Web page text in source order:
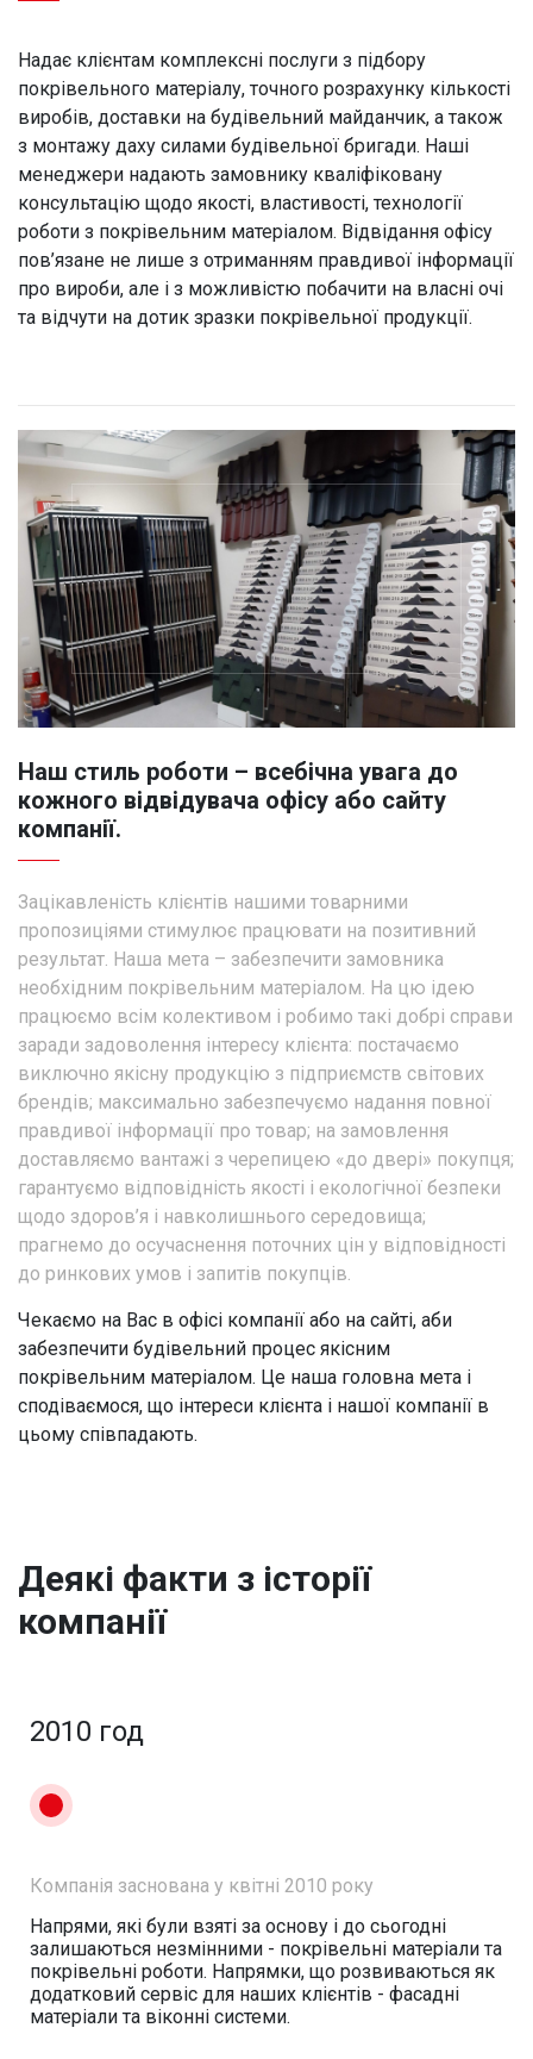
Надає клієнтам комплексні послуги з підбору
покрівельного матеріалу, точного розрахунку кількості
виробів, доставки на будівельний майданчик, а також
з монтажу даху силами будівельної бригади. Наші
менеджери надають замовнику кваліфіковану
консультацію щодо якості, властивості, технології
роботи з покрівельним матеріалом. Відвідання офісу
пов’язане не лише з отриманням правдивої інформації
про вироби, але і з можливістю побачити на власні очі
та відчути на дотик зразки покрівельної продукції.
Наш стиль роботи – всебічна увага до
кожного відвідувача офісу або сайту
компанії.
Зацікавленість клієнтів нашими товарними
пропозиціями стимулює працювати на позитивний
результат. Наша мета – забезпечити замовника
необхідним покрівельним матеріалом. На цю ідею
працюємо всім колективом і робимо такі добрі справи
заради задоволення інтересу клієнта: постачаємо
виключно якісну продукцію з підприємств світових
брендів; максимально забезпечуємо надання повної
правдивої інформації про товар; на замовлення
доставляємо вантажі з черепицею «до двері» покупця;
гарантуємо відповідність якості і екологічної безпеки
щодо здоров’я і навколишнього середовища;
прагнемо до осучаснення поточних цін у відповідності
до ринкових умов і запитів покупців.
Чекаємо на Вас в офісі компанії або на сайті, аби
забезпечити будівельний процес якісним
покрівельним матеріалом. Це наша головна мета і
сподіваємося, що інтереси клієнта і нашої компанії в
цьому співпадають.
Деякі факти з історії
компанії
2010 год
Компанія заснована у квітні 2010 року
Напрями, які були взяті за основу і до сьогодні
залишаються незмінними - покрівельні матеріали та
покрівельні роботи. Напрямки, що розвиваються як
додатковий сервіс для наших клієнтів - фасадні
матеріали та віконні системи.